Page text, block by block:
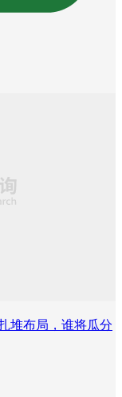
堆布局，谁将瓜分